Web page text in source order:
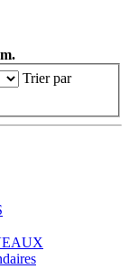
Trier par